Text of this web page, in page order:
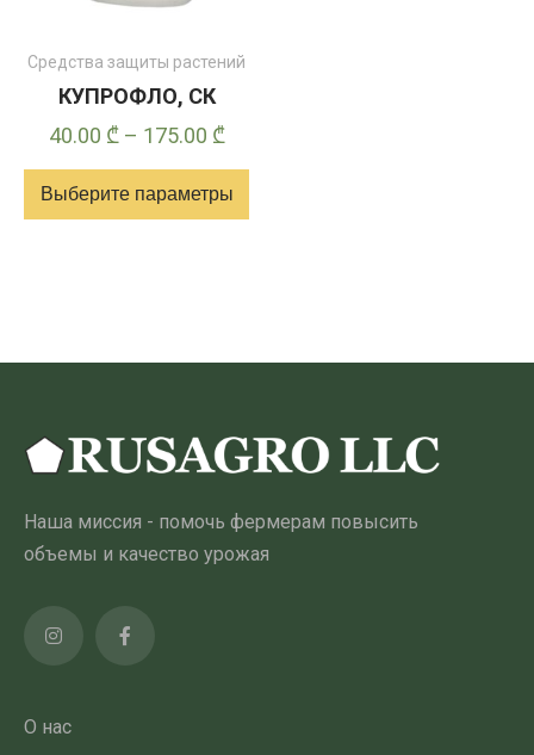
Средства защиты растений
КУПРОФЛО, СК
40.00 ₾ – 175.00 ₾Диапазон
цен:
40.00 ₾
Выберите параметры
можно
выбрать
странице
товара
Наша миссия - помочь фермерам повысить
объемы и качество урожая
О нас